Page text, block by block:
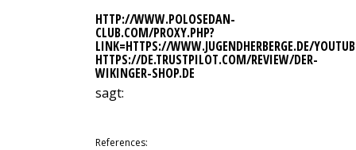
HTTP://WWW.POLOSEDAN-
CLUB.COM/PROXY.PHP?
LINK=HTTPS://WWW.JUGENDHERBERGE.DE/
HTTPS://DE.TRUSTPILOT.COM/REVIEW/DER-
WIKINGER-SHOP.DE
sagt:
References: